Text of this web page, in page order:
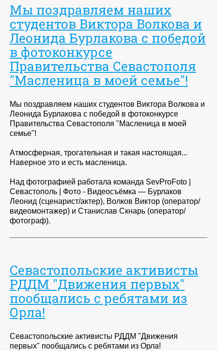
Мы поздравляем наших
студентов Виктора Волкова и
Леонида Бурлакова с победой
в фотоконкурсе
Правительства Севастополя
"Масленица в моей семье"!
Мы поздравляем наших студентов Виктора Волкова и
Леонида Бурлакова с победой в фотоконкурсе
Правительства Севастополя "Масленица в моей
семье"!
Атмосферная, трогательная и такая настоящая...
Наверное это и есть масленица.
Над фотографией работала команда SevProFoto |
Севастополь | Фото - Видеосъёмка — Бурлаков
Леонид (сценарист/актер), Волков Виктор (оператор/
видеомонтажер) и Станислав Скнарь (оператор/
фотограф).
Севастопольские активисты
РДДМ "Движения первых"
пообщались с ребятами из
Орла!
Севастопольские активисты РДДМ "Движения
первых" пообщались с ребятами из Орла!